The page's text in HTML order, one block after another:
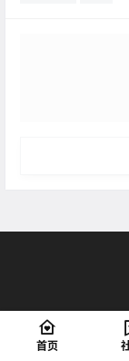
首页